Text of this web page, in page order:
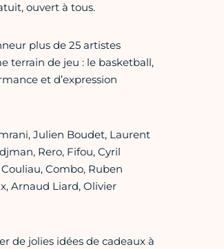
ouvert à tous.
plus de 25 artistes
terrain de jeu : le basketball,
et d’expression
Julien Boudet, Laurent
Rero, Fifou, Cyril
Combo, Ruben
Arnaud Liard, Olivier
de jolies idées de cadeaux à